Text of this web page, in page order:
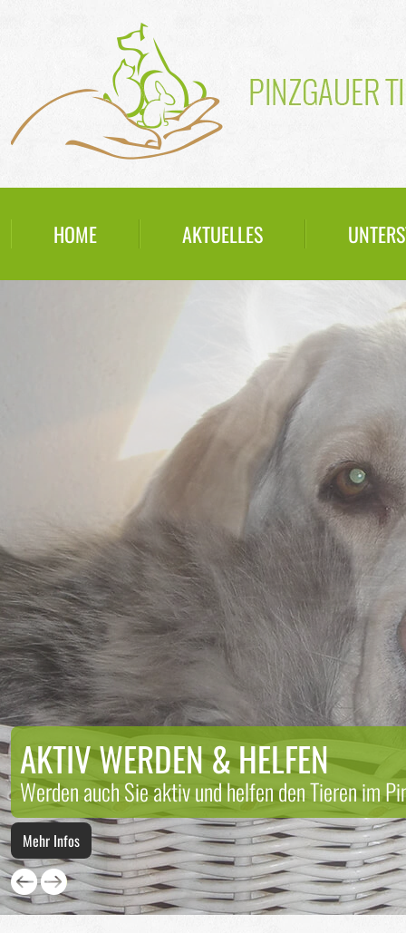
HOME AKTUELLES
AKTIV WERDEN & HELFEN
Werden auch Sie aktiv und helfen den Tieren im
Mehr Infos